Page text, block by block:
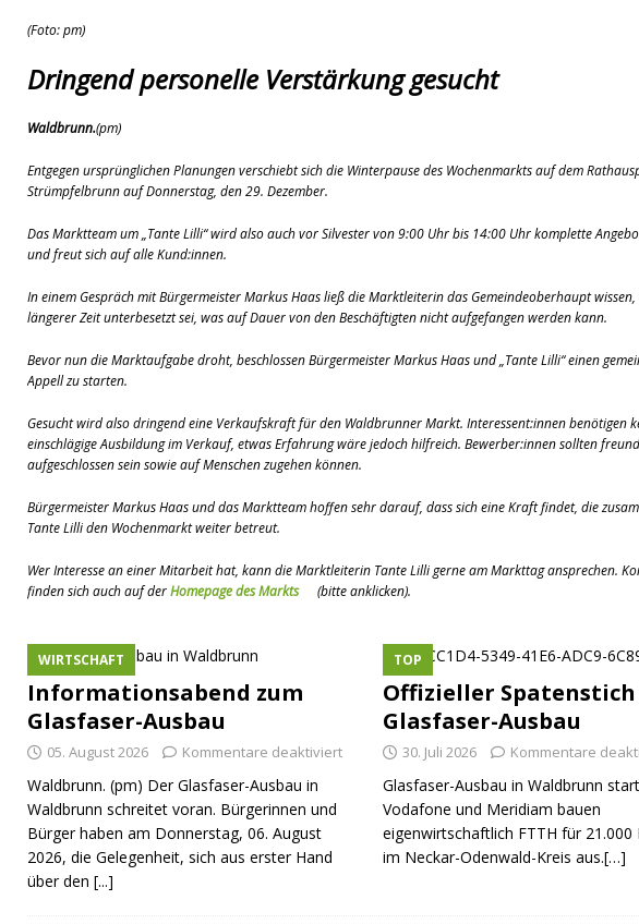
[ 07. Juli 2026 ] Durchfahrt für Individualverkehr verboten
(Foto: pm)
Dringend personelle Verstärkung gesucht
Waldbrunn.(pm)
Entgegen ursprünglichen Planungen verschiebt sich die Winterpause des Wochenmarkts auf dem
Strümpfelbrunn auf Donnerstag, den 29. Dezember.
Das Marktteam um „Tante Lilli“ wird also auch vor Silvester von 9:00 Uhr bis 14:00 Uhr komplette
und freut sich auf alle Kund:innen.
In einem Gespräch mit Bürgermeister Markus Haas ließ die Marktleiterin das Gemeindeoberhaupt wissen,
längerer Zeit unterbesetzt sei, was auf Dauer von den Beschäftigten nicht aufgefangen werden kann.
Bevor nun die Marktaufgabe droht, beschlossen Bürgermeister Markus Haas und „Tante Lilli“ einen
Appell zu starten.
Gesucht wird also dringend eine Verkaufskraft für den Waldbrunner Markt. Interessent:innen benötigen
einschlägige Ausbildung im Verkauf, etwas Erfahrung wäre jedoch hilfreich. Bewerber:innen sollten
aufgeschlossen sein sowie auf Menschen zugehen können.
Bürgermeister Markus Haas und das Marktteam hoffen sehr darauf, dass sich eine Kraft findet, die
Tante Lilli den Wochenmarkt weiter betreut.
Wer Interesse an einer Mitarbeit hat, kann die Marktleiterin Tante Lilli gerne am Markttag ansprechen.
finden sich auch auf derHomepage des Markts (bitte anklicken).
Informationsabend zum
Glasfaser-Ausbau
WIRTSCHAFT
05. August 2026 Kommentare deaktiviert
Waldbrunn. (pm) Der Glasfaser-Ausbau in
Waldbrunn schreitet voran. Bürgerinnen und
Bürger haben am Donnerstag, 06. August
2026, die Gelegenheit, sich aus erster Hand
über den [...]
Offizieller
Glasfaser-Ausbau
TOP
30. Juli 2026 Kommentare
Glasfaser-Ausbau in Waldbrunn
Vodafone und Meridiam bauen
eigenwirtschaftlich FTTH für 21.000
im Neckar-Odenwald-Kreis aus.[…]